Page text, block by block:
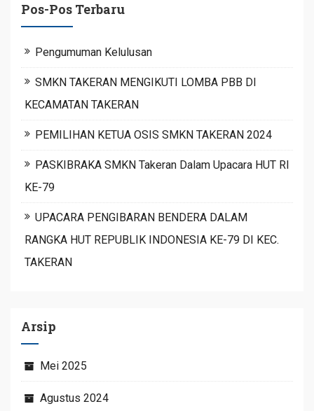
Pos-Pos Terbaru
Pengumuman Kelulusan
SMKN TAKERAN MENGIKUTI LOMBA PBB DI
KECAMATAN TAKERAN
PEMILIHAN KETUA OSIS SMKN TAKERAN 2024
PASKIBRAKA SMKN Takeran Dalam Upacara HUT RI
KE-79
UPACARA PENGIBARAN BENDERA DALAM
RANGKA HUT REPUBLIK INDONESIA KE-79 DI KEC.
TAKERAN
Arsip
Mei 2025
Agustus 2024